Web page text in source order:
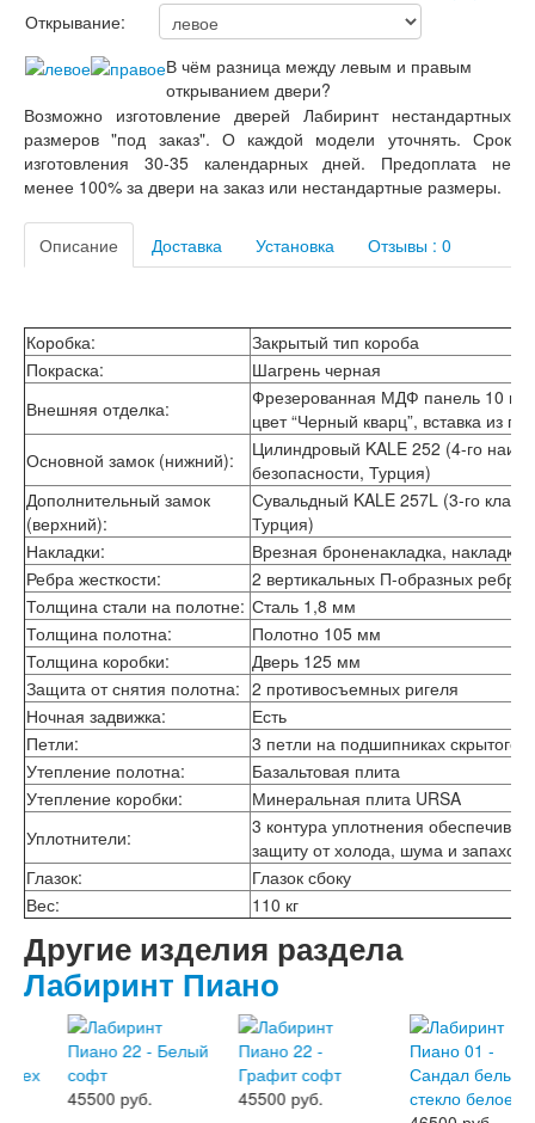
Лабиринт Норд Плюс
Лабиринт Нью Йорк
Лабиринт Пазл
Лабиринт Пиано
Лабиринт Пиано Смарт 2.0
Лабиринт Платинум
Лабиринт Полярис лайт
Лабиринт Роял
Лабиринт Скайлаб
Лабиринт Соналаб
Лабиринт Термолайт
Лабиринт Термомагнит
Лабиринт Трендо
Лабиринт Тундра Плюс
Лабиринт Урбан
Лабиринт Фрост
Лабиринт Шторм
Лабиринт Эволаб
Двери Про
Двери Интекрон
Интекрон Брайтон Антрацит
Интекрон Вектор
Интекрон Гектор
Интекрон Греция
Интекрон Италия
Интекрон Колизей
Интекрон Колизей Белый
Интекрон Неаполь
Интекрон Олимпия
Интекрон Премьера
Интекрон Профит
Интекрон Ронда
Интекрон Сицилия
Интекрон Спарта Белая
Интекрон Спарта Грей
Интекрон Термо
Интекрон Тетра
Интекрон Фараон
Интекрон Форте
Двери АСД
Двери Аргус
Тамбурные двери
Открывание:
В чём разница между левым и правым
открыванием двери?
Возможно изготовление дверей Лабиринт нестандартных
размеров "под заказ". О каждой модели уточнять. Срок
изготовления 30-35 календарных дней. Предоплата не
менее 100% за двери на заказ или нестандартные размеры.
Описание Доставка Установка Отзывы : 0
Коробка:
Закрытый тип короба
Покраска:
Шагрень черная
Внешняя отделка:
Фрезерованная МДФ панель 10 мм
цвет “Черный кварц”, вставка из
Основной замок (нижний):
Цилиндровый KALE 252 (4-го
безопасности, Турция)
Дополнительный замок
(верхний):
Сувальдный KALE 257L (3-го
Турция)
Накладки:
Врезная броненакладка, накладка
Ребра жесткости:
2 вертикальных П-образных ребра
Толщина стали на полотне: Сталь 1,8 мм
Толщина полотна:
Полотно 105 мм
Толщина коробки:
Дверь 125 мм
Защита от снятия полотна: 2 противосъемных ригеля
Ночная задвижка:
Есть
Петли:
3 петли на подшипниках скрытого
Утепление полотна:
Базальтовая плита
Утепление коробки:
Минеральная плита URSA
Уплотнители:
3 контура уплотнения
защиту от холода, шума и запахов
Глазок:
Глазок сбоку
Вес:
110 кг
Другие изделия раздела
Лабиринт Пиано
45500 руб.
45500 руб.